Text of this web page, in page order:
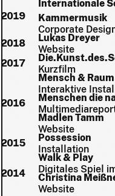
2019
Internationale
Kammermusik
Corporate
2018
Lukas Dreyer
Website
2017
Kurzfilm
2016
Mensch & Raum
Interaktive
Menschen die
Madlen Tamm
Website
2015
Possession
Installation
2014
Walk & Play
Digitales Spiel
Christina
Website